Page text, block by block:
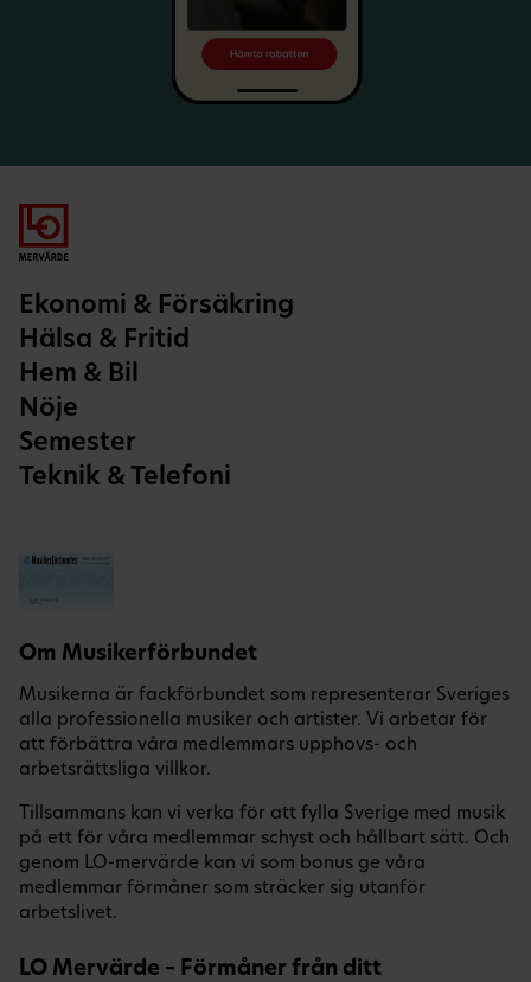
Ekonomi & Försäkring
Hälsa & Fritid
Hem & Bil
Nöje
Semester
Teknik & Telefoni
Om Musikerförbundet
Musikerna är fackförbundet som representerar Sveriges
alla professionella musiker och artister. Vi arbetar för
att förbättra våra medlemmars upphovs- och
arbetsrättsliga villkor.
Tillsammans kan vi verka för att fylla Sverige med musik
på ett för våra medlemmar schyst och hållbart sätt. Och
genom LO-mervärde kan vi som bonus ge våra
medlemmar förmåner som sträcker sig utanför
arbetslivet.
LO Mervärde – Förmåner från ditt